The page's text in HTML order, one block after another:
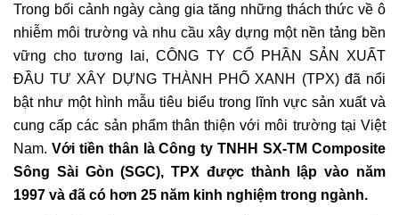
Trong bối cảnh ngày càng gia tăng những thách thức về ô
nhiễm môi trường và nhu cầu xây dựng một nền tảng bền
vững cho tương lai, CÔNG TY CỔ PHẦN SẢN XUẤT
ĐẦU TƯ XÂY DỰNG THÀNH PHỐ XANH (TPX) đã nổi
bật như một hình mẫu tiêu biểu trong lĩnh vực sản xuất và
cung cấp các sản phẩm thân thiện với môi trường tại Việt
Nam. Với tiền thân là Công ty TNHH SX-TM Composite
Sông Sài Gòn (SGC), TPX được thành lập vào năm
1997 và đã có hơn 25 năm kinh nghiệm trong ngành.